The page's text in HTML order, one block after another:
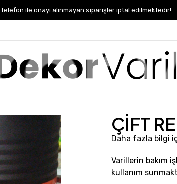
Telefon ile onayı alınmayan siparişler iptal edilmektedir!
ÇİFT
Daha fazla bilgi
Varillerin bakım
kullanım